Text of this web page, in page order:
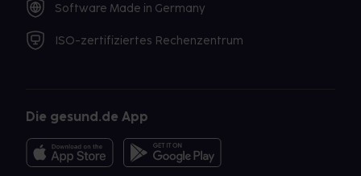
Software Made in Germany
ISO-zertifiziertes Rechenzentrum
Die gesund.de App